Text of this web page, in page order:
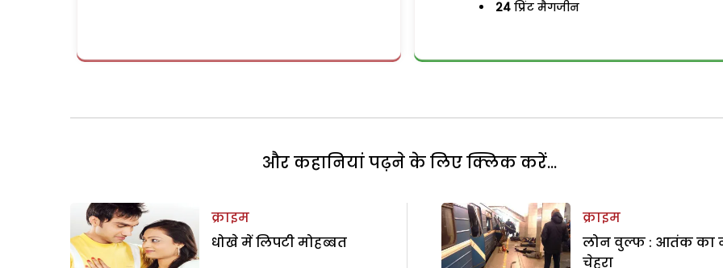
24 प्रिंट मैगजीन
और कहानियां पढ़ने के लिए क्लिक करें...
क्राइम
धोखे में लिपटी मोहब्बत
क्राइम
लोन वुल्फ : आतंक का
चेहरा